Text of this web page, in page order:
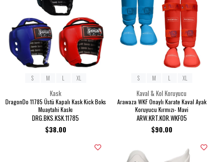
Kask
DragonDo 11785 Üstü Kapalı Kask Kick Boks
Muaytahi Kaskı
DRG.BKS.KSK.11785
$38.00
S M L XL
Kaval & Kol Koruyucu
Arawaza WKF Onaylı Karate Kaval Ayak
Koruyucu Kırmızı- Mavi
ARW.KRT.KOR.WKF05
$90.00
S M L XL